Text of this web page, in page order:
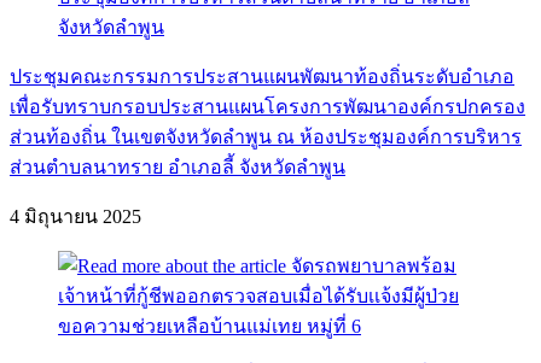
ประชุมคณะกรรมการประสานแผนพัฒนาท้องถิ่นระดับอำเภอ
เพื่อรับทราบกรอบประสานแผนโครงการพัฒนาองค์กรปกครอง
ส่วนท้องถิ่น ในเขตจังหวัดลำพูน ณ ห้องประชุมองค์การบริหาร
ส่วนตำบลนาทราย อำเภอลี้ จังหวัดลำพูน
4 มิถุนายน 2025